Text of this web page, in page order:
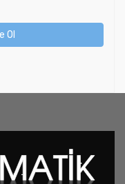
Ol